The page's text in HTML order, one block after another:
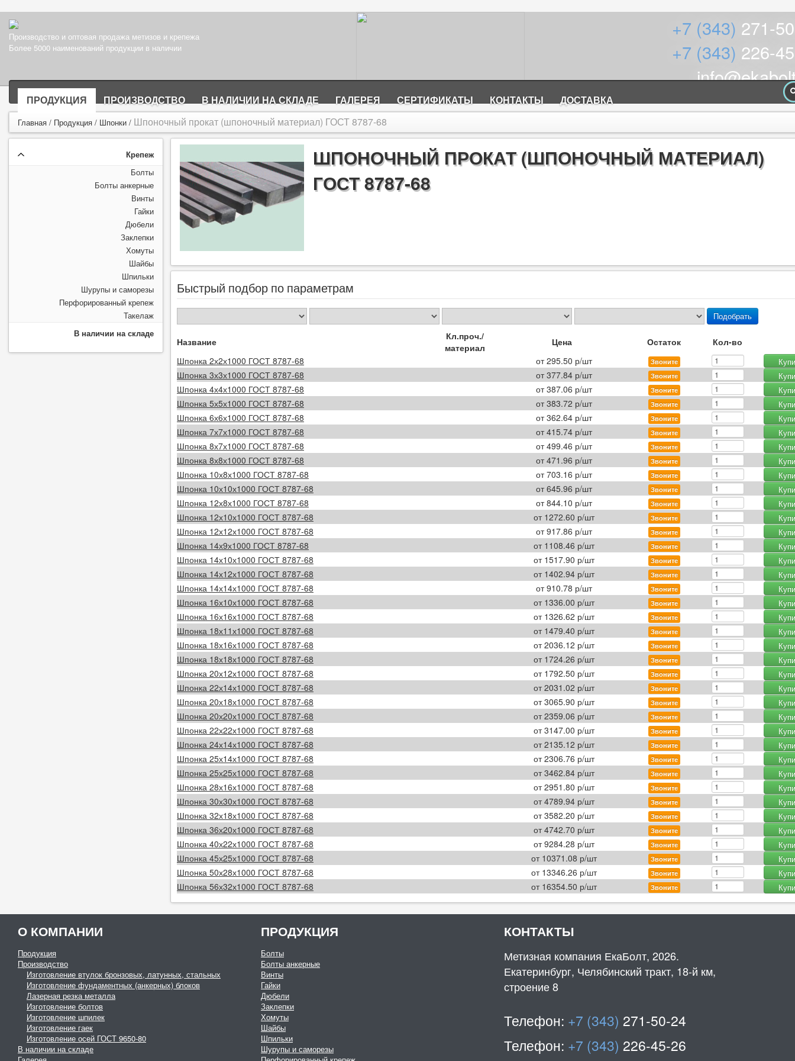
Производство и оптовая продажа метизов и крепежа
Более 5000 наименований продукции в наличии
+7 (343) 271-
+7 (343) 226-
ПРОДУКЦИЯ ПРОИЗВОДСТВО В НАЛИЧИИ НА СКЛАДЕ ГАЛЕРЕЯ СЕРТИФИКАТЫ КОНТАКТЫ ДОСТАВКА
Главная / Продукция / Шпонки / Шпоночный прокат (шпоночный материал) ГОСТ 8787-68
Крепеж
Болты
Болты анкерные
Винты
Гайки
Дюбели
Заклепки
Хомуты
Шайбы
Шпильки
Шурупы и саморезы
Перфорированный крепеж
Такелаж
В наличии на складе
ШПОНОЧНЫЙ ПРОКАТ (ШПОНОЧНЫЙ МАТЕРИАЛ)
ГОСТ 8787-68
Быстрый подбор по параметрам
Подобрать
Название
Кл.проч./
материал
Цена Остаток
Кол-во
Шпонка 2х2х1000 ГОСТ 8787-68
от295.50 р/шт Звоните
Шпонка 3х3х1000 ГОСТ 8787-68 от377.84р/шт Звоните
Шпонка 4х4х1000 ГОСТ 8787-68 от387.06 р/шт Звоните
Шпонка 5х5х1000 ГОСТ 8787-68 от383.72 р/шт Звоните
Шпонка 6х6х1000 ГОСТ 8787-68 от362.64р/шт Звоните
Шпонка 7х7х1000 ГОСТ 8787-68 от415.74р/шт Звоните
Шпонка 8х7х1000 ГОСТ 8787-68 от499.46 р/шт Звоните
Шпонка 8х8х1000 ГОСТ 8787-68 от471.96 р/шт Звоните
Шпонка 10х8х1000 ГОСТ 8787-68 от703.16 р/шт Звоните
Шпонка 10х10х1000 ГОСТ 8787-68 от645.96 р/шт Звоните
Шпонка 12х8х1000 ГОСТ 8787-68 от844.10 р/шт Звоните
Шпонка 12х10х1000 ГОСТ 8787-68 от 1272.60 р/шт Звоните
Шпонка 12х12х1000 ГОСТ 8787-68 от917.86 р/шт Звоните
Шпонка 14х9х1000 ГОСТ 8787-68 от 1108.46 р/шт Звоните
Шпонка 14х10х1000 ГОСТ 8787-68 от 1517.90 р/шт Звоните
Шпонка 14х12х1000 ГОСТ 8787-68 от 1402.94р/шт Звоните
Шпонка 14х14х1000 ГОСТ 8787-68 от910.78 р/шт Звоните
Шпонка 16х10х1000 ГОСТ 8787-68 от 1336.00 р/шт Звоните
Шпонка 16х16х1000 ГОСТ 8787-68 от 1326.62 р/шт Звоните
Шпонка 18х11х1000 ГОСТ 8787-68 от 1479.40 р/шт Звоните
Шпонка 18х16х1000 ГОСТ 8787-68 от2036.12 р/шт Звоните
Шпонка 18х18х1000 ГОСТ 8787-68 от 1724.26 р/шт Звоните
Шпонка 20х12х1000 ГОСТ 8787-68 от 1792.50 р/шт Звоните
Шпонка 22х14х1000 ГОСТ 8787-68 от2031.02 р/шт Звоните
Шпонка 20х18х1000 ГОСТ 8787-68 от3065.90 р/шт Звоните
Шпонка 20х20х1000 ГОСТ 8787-68 от2359.06 р/шт Звоните
Шпонка 22х22х1000 ГОСТ 8787-68 от3147.00 р/шт Звоните
Шпонка 24х14х1000 ГОСТ 8787-68 от2135.12 р/шт Звоните
Шпонка 25х14х1000 ГОСТ 8787-68 от2306.76 р/шт Звоните
Шпонка 25х25х1000 ГОСТ 8787-68 от3462.84р/шт Звоните
Шпонка 28х16х1000 ГОСТ 8787-68 от2951.80 р/шт Звоните
Шпонка 30х30х1000 ГОСТ 8787-68 от4789.94р/шт Звоните
Шпонка 32х18х1000 ГОСТ 8787-68 от3582.20 р/шт Звоните
Шпонка 36х20х1000 ГОСТ 8787-68 от4742.70 р/шт Звоните
Шпонка 40х22х1000 ГОСТ 8787-68 от9284.28 р/шт Звоните
Шпонка 45х25х1000 ГОСТ 8787-68 от 10371.08 р/шт Звоните
Шпонка 50х28х1000 ГОСТ 8787-68 от 13346.26 р/шт Звоните
Шпонка 56х32х1000 ГОСТ 8787-68 от 16354.50 р/шт Звоните
О КОМПАНИИ
Продукция
Производство
Изготовление втулок бронзовых, латунных, стальных
Изготовление фундаментных (анкерных) блоков
Лазерная резка металла
Изготовление болтов
Изготовление шпилек
Изготовление гаек
Изготовление осей ГОСТ 9650-80
В наличии на складе
ПРОДУКЦИЯ
Болты
Болты анкерные
Винты
Гайки
Дюбели
Заклепки
Хомуты
Шайбы
Шпильки
Шурупы и саморезы
КОНТАКТЫ
Метизная компания ЕкаБолт, 2026.
Екатеринбург, Челябинский тракт, 18-й км,
строение 8
Телефон: +7 (343) 271-50-24
Телефон: +7 (343) 226-45-26